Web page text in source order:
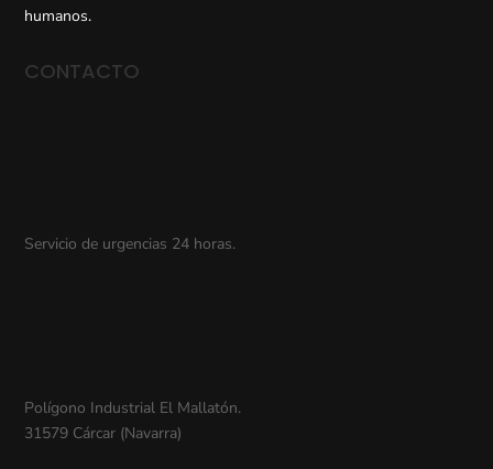
humanos.
CONTACTO
Servicio de urgencias 24 horas.
Polígono Industrial El Mallatón.
31579 Cárcar (Navarra)